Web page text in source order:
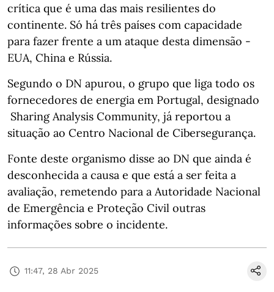
crítica que é uma das mais resilientes do
continente. Só há três países com capacidade
para fazer frente a um ataque desta dimensão -
EUA, China e Rússia.
Segundo o DN apurou, o grupo que liga todo os
fornecedores de energia em Portugal, designado
Sharing Analysis Community, já reportou a
situação ao Centro Nacional de Cibersegurança.
Fonte deste organismo disse ao DN que ainda é
desconhecida a causa e que está a ser feita a
avaliação, remetendo para a Autoridade Nacional
de Emergência e Proteção Civil outras
informações sobre o incidente.
11:47, 28 Abr 2025